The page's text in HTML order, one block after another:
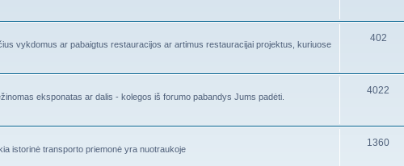
vykdomus ar pabaigtus restauracijos ar artimus restauracijai projektus, kuriuose
402
eksponatas ar dalis - kolegos iš forumo pabandys Jums padėti.
4022
istorinė transporto priemonė yra nuotraukoje
1360